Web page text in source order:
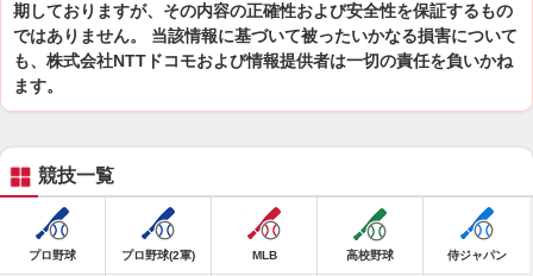
期しておりますが、その内容の正確性および安全性を保証するもの
ではありません。 当該情報に基づいて被ったいかなる損害について
も、株式会社NTTドコモおよび情報提供者は一切の責任を負いかね
ます。
競技一覧
プロ野球 プロ野球(2軍) MLB 高校野球 侍ジャパン